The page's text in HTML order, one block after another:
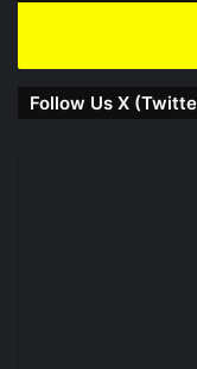
Follow Us X